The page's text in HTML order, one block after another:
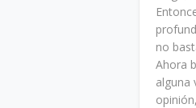
no
Ahora
alguna